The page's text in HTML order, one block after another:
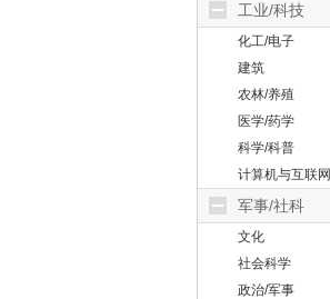
工业/科技
化工/电子
建筑
农林/养殖
医学/药学
科学/科普
计算机与互联网
军事/社科
文化
社会科学
政治/军事